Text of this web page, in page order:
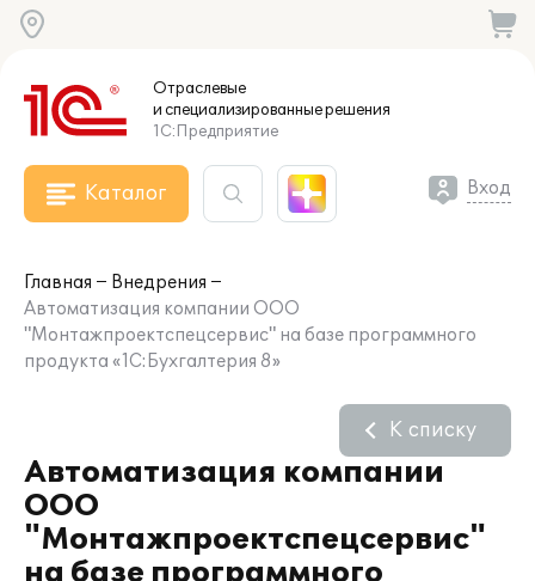
Отраслевые
и специализированныерешения
1С:Предприятие
Каталог Вход
Главная
Внедрения
Автоматизация компании ООО
"Монтажпроектспецсервис" на базе программного
продукта «1С:Бухгалтерия 8»
Автоматизация компании
ООО
"Монтажпроектспецсервис"
на базе программного
К списку